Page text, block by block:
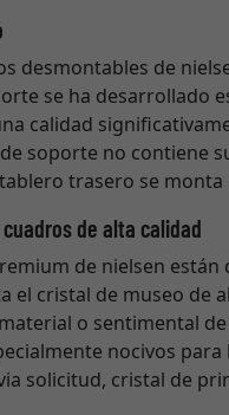
desmontables de
se ha desarrollado
calidad
soporte no contiene
trasero se monta
de alta calidad
de nielsen
el cristal de museo de
o sentimental
nocivos
solicitud, cristal de